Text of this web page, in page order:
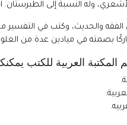
وله النسبة إلى الطبرستان.
الفقه والحديث، وكتب في
بصمته في ميادين عدة من
المكتبة العربية للكتب
.
.
.